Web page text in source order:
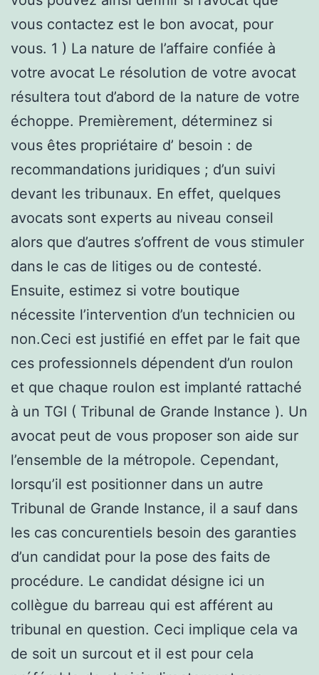
vous contactez est le bon avocat, pour
vous. 1 ) La nature de l’affaire confiée à
votre avocat Le résolution de votre avocat
résultera tout d’abord de la nature de votre
échoppe. Premièrement, déterminez si
vous êtes propriétaire d’ besoin : de
recommandations juridiques ; d’un suivi
devant les tribunaux. En effet, quelques
avocats sont experts au niveau conseil
alors que d’autres s’offrent de vous stimuler
dans le cas de litiges ou de contesté.
Ensuite, estimez si votre boutique
nécessite l’intervention d’un technicien ou
non.Ceci est justifié en effet par le fait que
ces professionnels dépendent d’un roulon
et que chaque roulon est implanté rattaché
à un TGI ( Tribunal de Grande Instance ). Un
avocat peut de vous proposer son aide sur
l’ensemble de la métropole. Cependant,
lorsqu’il est positionner dans un autre
Tribunal de Grande Instance, il a sauf dans
les cas concurentiels besoin des garanties
d’un candidat pour la pose des faits de
procédure. Le candidat désigne ici un
collègue du barreau qui est afférent au
tribunal en question. Ceci implique cela va
de soit un surcout et il est pour cela